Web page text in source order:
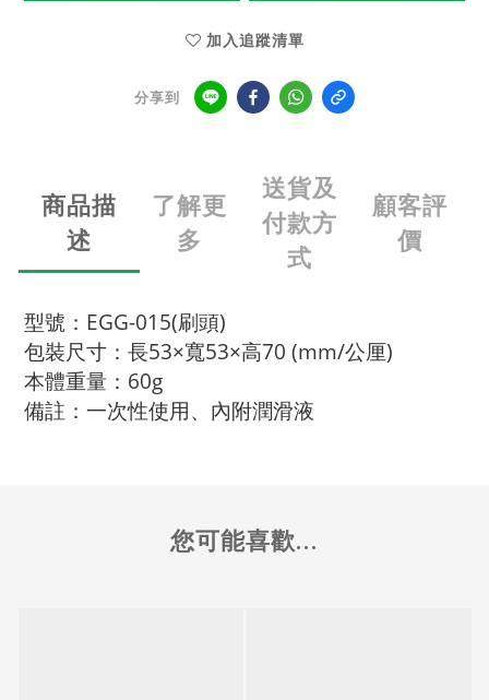
加入追蹤清單
分享到
商品描
述
了解更
多
送貨及
付款方
式
顧客評
價
型號：EGG-015(刷頭)
包裝尺寸：長53×寬53×高70 (mm/公厘)
本體重量：60g
備註：一次性使用、內附潤滑液
您可能喜歡...